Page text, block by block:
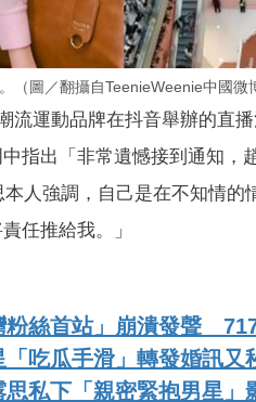
（圖／翻攝自TeenieWeenie中國微
流運動品牌在抖音舉辦的直
指出「非常遺憾接到通知，
人強調，自己是在不知情
任推給我。」
粉絲首站」崩潰發聲
「吃瓜手滑」轉發婚訊
思私下「親密緊抱男星